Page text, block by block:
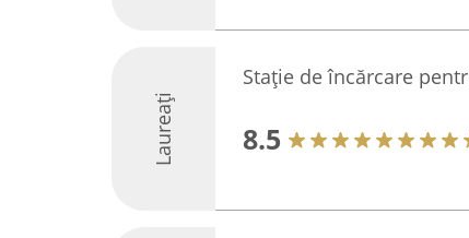
Laureați
Stație de încărcare
8.5